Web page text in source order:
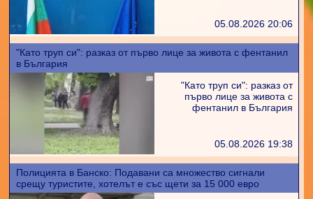
05.08.2026 20:06
"Като труп си": разказ от първо лице за живота с фентанил
в България
"Като труп си": разказ от
първо лице за живота с
фентанил в България
05.08.2026 19:38
Полицията в Банско: Подавани са множество сигнали
срещу туристите, хотелът е със щети за 15 000 евро